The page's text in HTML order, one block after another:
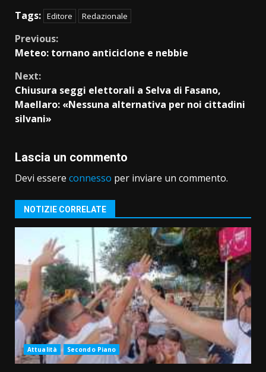
Tags: Editore Redazionale
Continue
Previous:
Meteo: tornano anticiclone e nebbie
Next:
Chiusura seggi elettorali a Selva di Fasano,
Maellaro: «Nessuna alternativa per noi cittadini
silvani»
Lascia un commento
Devi essere connesso per inviare un commento.
NOTIZIE CORRELATE
Attualità Secondo Piano